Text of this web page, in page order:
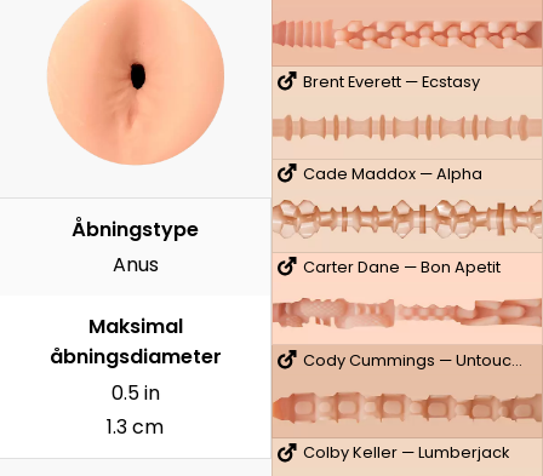
Brent Everett — Ecstasy
Cade Maddox — Alpha
Carter Dane — Bon Apetit
Cody Cummings — Untouched
Colby Keller — Lumberjack
Åbningstype
Anus
Maksimal
åbningsdiameter
0.5 in
1.3 cm